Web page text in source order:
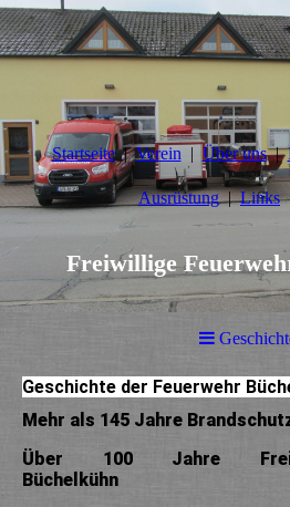
Startseite Verein Über uns
Ausrüstung Links
Freiwillige
Geschichte der Feuerwehr
Mehr als 145 Jahre
Über 100 Jahre
Büchelkühn